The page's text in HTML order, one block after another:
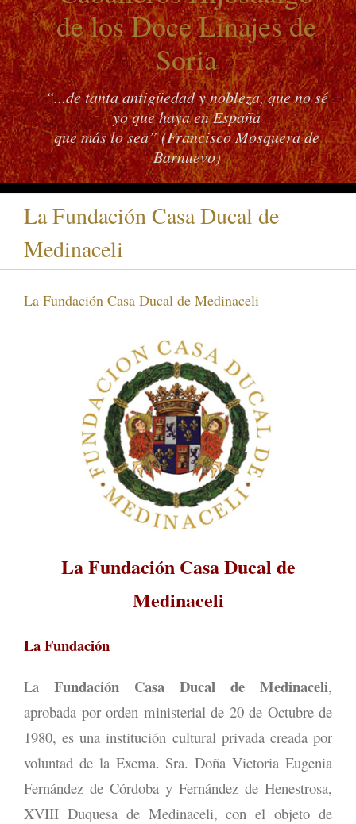
de los Doce Linajes de
Soria
“...de tanta antigüedad y nobleza, que no sé
yo que haya en España
que más lo sea” (Francisco Mosquera de
Barnuevo)
La Fundación Casa Ducal de
Medinaceli
La Fundación Casa Ducal de Medinaceli
La Fundación Casa Ducal de
Medinaceli
La Fundación
La Fundación Casa Ducal de Medinaceli,
aprobada por orden ministerial de 20 de Octubre de
1980, es una institución cultural privada creada por
voluntad de la Excma. Sra. Doña Victoria Eugenia
Fernández de Córdoba y Fernández de Henestrosa,
XVIII Duquesa de Medinaceli, con el objeto de